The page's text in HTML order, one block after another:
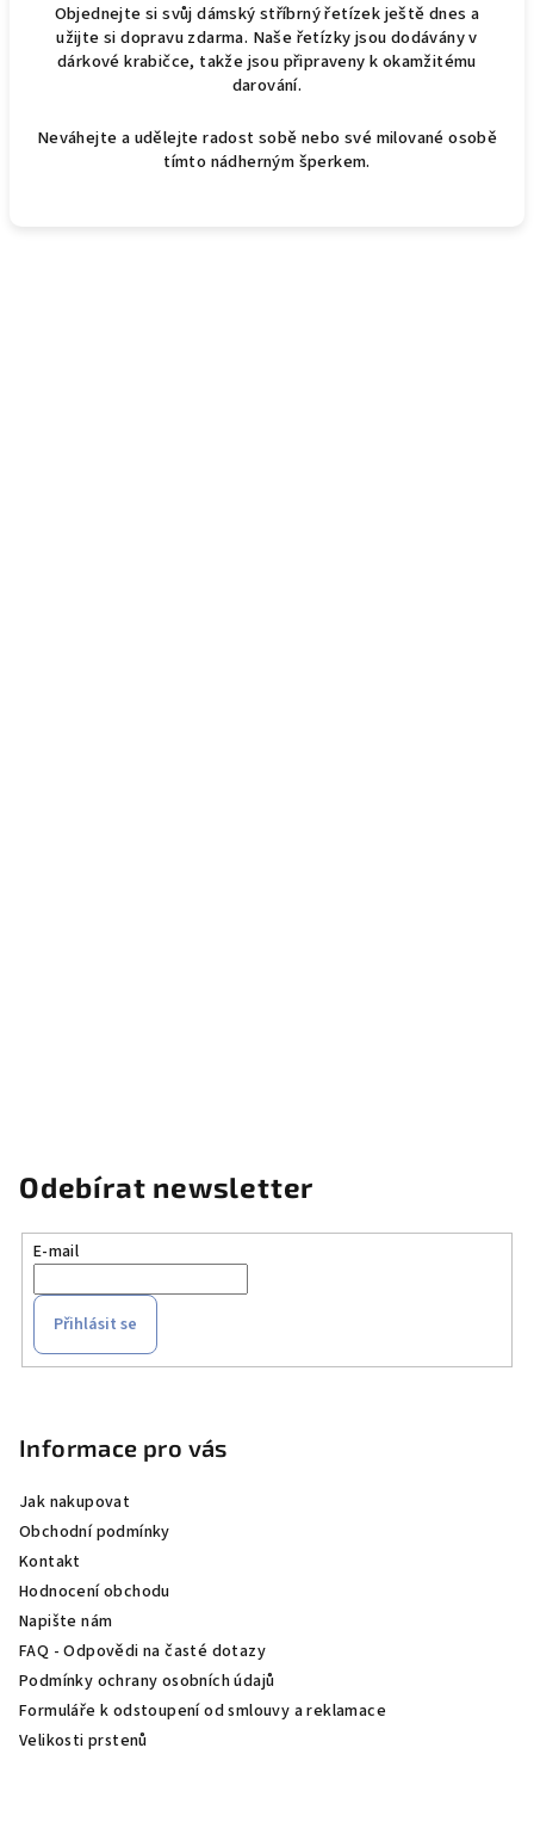
Objednejte si svůj dámský stříbrný řetízek ještě dnes a
užijte si dopravu zdarma. Naše řetízky jsou dodávány v
dárkové krabičce, takže jsou připraveny k okamžitému
darování.
Neváhejte a udělejte radost sobě nebo své milované osobě
tímto nádherným šperkem.
Odebírat newsletter
E-mail
Přihlásit se
Informace pro vás
Jak nakupovat
Obchodní podmínky
Kontakt
Hodnocení obchodu
Napište nám
FAQ - Odpovědi na časté dotazy
Podmínky ochrany osobních údajů
Formuláře k odstoupení od smlouvy a reklamace
Velikosti prstenů